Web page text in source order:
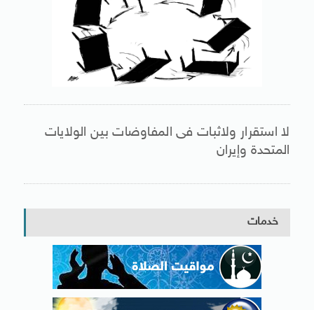
لا استقرار ولاثبات فى المفاوضات بين الولايات
المتحدة وإيران
خدمات